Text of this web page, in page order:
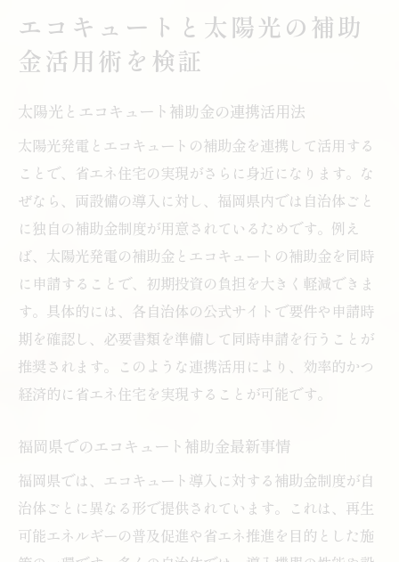
エコキュートと太陽光の補助
金活用術を検証
太陽光とエコキュート補助金の連携活用法
太陽光発電とエコキュートの補助金を連携して活用する
ことで、省エネ住宅の実現がさらに身近になります。な
ぜなら、両設備の導入に対し、福岡県内では自治体ごと
に独自の補助金制度が用意されているためです。例え
ば、太陽光発電の補助金とエコキュートの補助金を同時
に申請することで、初期投資の負担を大きく軽減できま
す。具体的には、各自治体の公式サイトで要件や申請時
期を確認し、必要書類を準備して同時申請を行うことが
推奨されます。このような連携活用により、効率的かつ
経済的に省エネ住宅を実現することが可能です。
福岡県でのエコキュート補助金最新事情
福岡県では、エコキュート導入に対する補助金制度が自
治体ごとに異なる形で提供されています。これは、再生
可能エネルギーの普及促進や省エネ推進を目的とした施